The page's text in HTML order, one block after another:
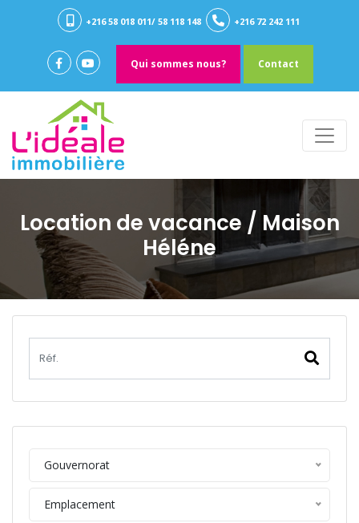
+216 58 018 011/ 58 118 148 +216 72 242 111
Qui sommes nous? Contact
Location de vacance / Maison
Héléne
Gouvernorat
Emplacement